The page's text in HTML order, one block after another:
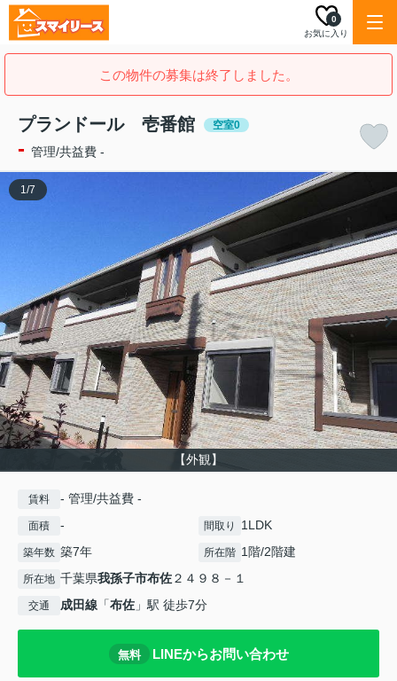
お気に入り
0
この物件の募集は終了しました。
プランドール 壱番館 空室0
- 管理/共益費 -
【外観】
1/7
賃料 - 管理/共益費 -
面積 - 間取り 1LDK
築年数 築7年 所在階 1階/2階建
所在地 千葉県我孫子市布佐２４９８－１
交通 成田線 「布佐 」駅 徒歩7分
無料 LINEからお問い合わせ